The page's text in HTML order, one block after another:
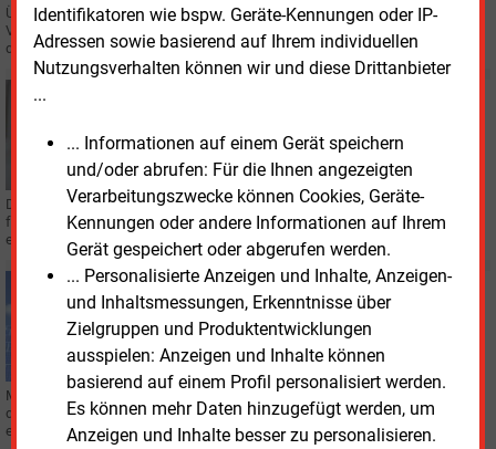
Identifikatoren wie bspw. Geräte-Kennungen oder IP-
Adressen sowie basierend auf Ihrem individuellen
Nutzungsverhalten können wir und diese Drittanbieter
...
... Informationen auf einem Gerät speichern
und/oder abrufen: Für die Ihnen angezeigten
Verarbeitungszwecke können Cookies, Geräte-
Kennungen oder andere Informationen auf Ihrem
Gerät gespeichert oder abgerufen werden.
... Personalisierte Anzeigen und Inhalte, Anzeigen-
und Inhaltsmessungen, Erkenntnisse über
Zielgruppen und Produktentwicklungen
ausspielen: Anzeigen und Inhalte können
basierend auf einem Profil personalisiert werden.
Es können mehr Daten hinzugefügt werden, um
Anzeigen und Inhalte besser zu personalisieren.
Über einen Energiemonitor können sich Interessenten jetzt ein Bild von der
Versorgungslage im Bereich der Stadtwerke Kelheim machen. Vor allem was
die Erneuerbaren betrifft.
Den Energieverbrauch spielerisch per App ermitteln
Das Energiesystem der Zukunft wird anders aussehen als das heutige: Die
für die Veränderungsprozesse notwendige Datenbasis will die TU Graz mit
einer neuen App zusammentragen.
Freitag, 24.07.2020, 14:54
E&M REGENERATIVE
Monitor macht Energiewende im Entega-Gebiet
sichtbar
Mit einer digitalen Daten-Plattform zeigt die Darmstädter Entega den Stand
der Energiewende in ihrem Versorgungsgebiet. Abzulesen ist, wieviel
erneuerbare Energie aktuell erzeugt wird.